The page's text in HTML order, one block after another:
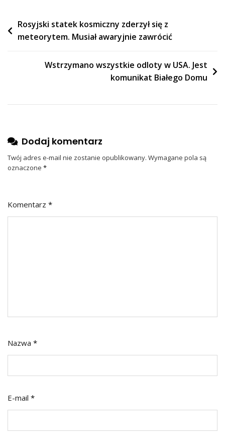
Nawigacja
wpisu
Rosyjski statek kosmiczny zderzył się z
meteorytem. Musiał awaryjnie zawrócić
Wstrzymano wszystkie odloty w USA. Jest
komunikat Białego Domu
Dodaj komentarz
Twój adres e-mail nie zostanie opublikowany. Wymagane pola są
oznaczone *
Komentarz *
Nazwa *
E-mail *